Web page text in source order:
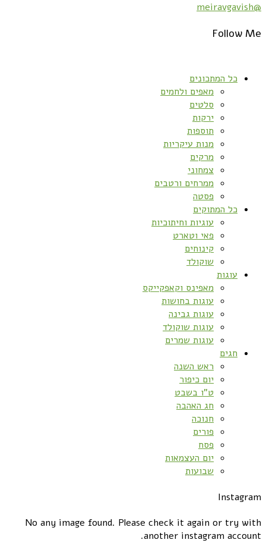
@meiravgavish
Follow Me
כל המתכונים
מאפים ולחמים
סלטים
ירקות
תוספות
מנות עיקריות
מרקים
צמחוני
ממרחים ורטבים
פסטה
כל המתוקים
עוגיות וחיתוכיות
פאי וטארט
קינוחים
שוקולד
עוגות
מאפינס וקאפקייקס
עוגות בחושות
עוגות גבינה
עוגות שוקולד
עוגות שמרים
חגים
ראש השנה
יום כיפור
ט”ו בשבט
חג האהבה
חנוכה
פורים
פסח
יום העצמאות
שבועות
Instagram
No any image found. Please check it again or try with
another instagram account.